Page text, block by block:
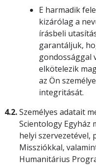
E harmadik
kizárólag a
írásbeli
garantáljuk,
gondossággal
elkötelezik
az Ön
integritását.
4.2.Személyes adatait
Scientology Egyház
helyi szervezetével,
Missziókkal,
Humanitárius